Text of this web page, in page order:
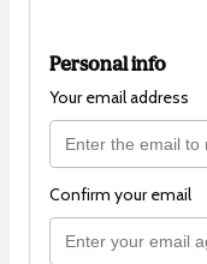
Personal info
Your email address
Confirm your email